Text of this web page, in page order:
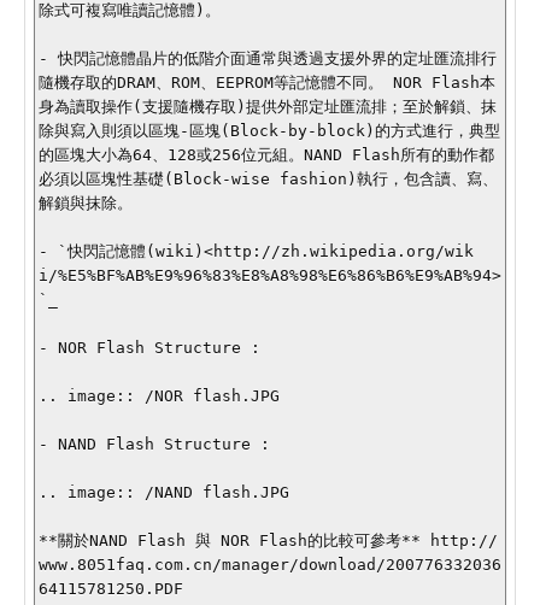
除式可複寫唯讀記憶體)。
- 快閃記憶體晶片的低階介面通常與透過支援外界的定址匯流排行
隨機存取的DRAM、ROM、EEPROM等記憶體不同。 NOR Flash本
身為讀取操作(支援隨機存取)提供外部定址匯流排；至於解鎖、抹
除與寫入則須以區塊-區塊(Block-by-block)的方式進行，典型
的區塊大小為64、128或256位元組。NAND Flash所有的動作都
必須以區塊性基礎(Block-wise fashion)執行，包含讀、寫、
解鎖與抹除。
- `快閃記憶體(wiki)<http://zh.wikipedia.org/wik
i/%E5%BF%AB%E9%96%83%E8%A8%98%E6%86%B6%E9%AB%94>
`_
- NOR Flash Structure :
.. image:: /NOR flash.JPG
- NAND Flash Structure :
.. image:: /NAND flash.JPG
**關於NAND Flash 與 NOR Flash的比較可參考** http://
www.8051faq.com.cn/manager/download/200776332036
64115781250.PDF